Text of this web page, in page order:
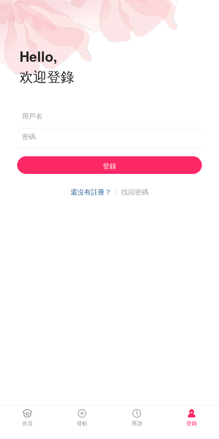
Hello,
欢迎登錄
用戶名
密碼
登錄
還沒有註冊？ | 找回密碼
首頁 發帖 導讀 登錄